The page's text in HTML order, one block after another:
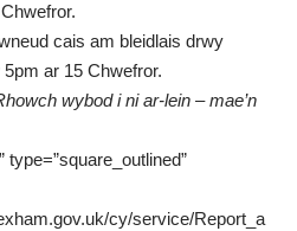
cais am bleidlais drwy
ar 15 Chwefror.
wybod i ni ar-lein – mae’n
type=”square_outlined”
cy/service/Report_a